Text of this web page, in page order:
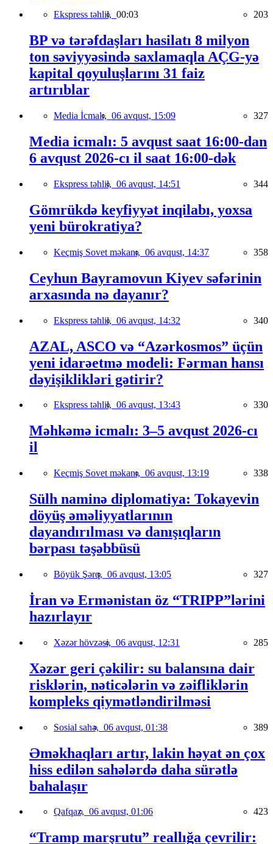
Ekspress təhlil, 00:03 203
BP və tərəfdaşları hasilatı 8 milyon
ton səviyyəsində saxlamaqla AÇG-yə
kapital qoyuluşlarını 31 faiz
artırıblar
Media İcmalı, 06 avqust, 15:09 327
Media icmalı: 5 avqust saat 16:00-dan
6 avqust 2026-cı il saat 16:00-dək
Ekspress təhlil, 06 avqust, 14:51 344
Gömrükdə keyfiyyət inqilabı, yoxsa
yeni bürokratiya?
Keçmiş Sovet məkanı, 06 avqust, 14:37 358
Ceyhun Bayramovun Kiyev səfərinin
arxasında nə dayanır?
Ekspress təhlil, 06 avqust, 14:32 340
AZAL, ASCO və “Azərkosmos” üçün
yeni idarəetmə modeli: Fərman hansı
dəyişiklikləri gətirir?
Ekspress təhlil, 06 avqust, 13:43 330
Məhkəmə icmalı: 3–5 avqust 2026-cı
il
Keçmiş Sovet məkanı, 06 avqust, 13:19 338
Sülh naminə diplomatiya: Tokayevin
döyüş əməliyyatlarının
dayandırılması və danışıqların
bərpası təşəbbüsü
Böyük Şərq, 06 avqust, 13:05 327
İran və Ermənistan öz “TRIPP”lərini
hazırlayır
Xəzər hövzəsi, 06 avqust, 12:31 285
Xəzər geri çəkilir: su balansına dair
risklərin, nəticələrin və zəifliklərin
kompleks qiymətləndirilməsi
Sosial sahə, 06 avqust, 01:38 389
Əməkhaqları artır, lakin həyat ən çox
hiss edilən sahələrdə daha sürətlə
bahalaşır
Qafqaz, 06 avqust, 01:06 423
“Tramp marşrutu” reallığa çevrilir: